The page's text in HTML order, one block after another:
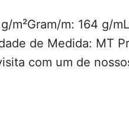
m²Gram/m: 164 g/
de Medida: MT
com um de